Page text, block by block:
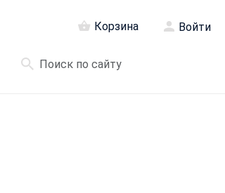
Корзина Войти